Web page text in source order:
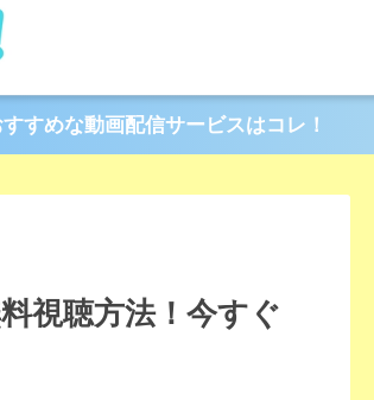
すめな動画配信サービスはコレ！
視聴方法！今すぐ